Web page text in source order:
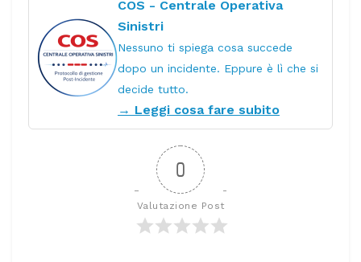
COS - Centrale Operativa
Sinistri
Nessuno ti spiega cosa succede
dopo un incidente. Eppure è lì che si
decide tutto.
→ Leggi cosa fare subito
0
Valutazione Post